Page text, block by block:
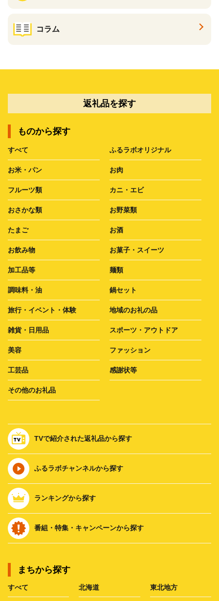
コラム
返礼品を探す
ものから探す
すべて ふるラボオリジナル
お米・パン お肉
フルーツ類 カニ・エビ
おさかな類 お野菜類
たまご お酒
お飲み物 お菓子・スイーツ
加工品等 麺類
調味料・油 鍋セット
旅行・イベント・体験 地域のお礼の品
雑貨・日用品 スポーツ・アウトドア
美容 ファッション
工芸品 感謝状等
その他のお礼品
TVで紹介された返礼品から探す
ふるラボチャンネルから探す
ランキングから探す
番組・特集・キャンペーンから探す
まちから探す
すべて 北海道 東北地方